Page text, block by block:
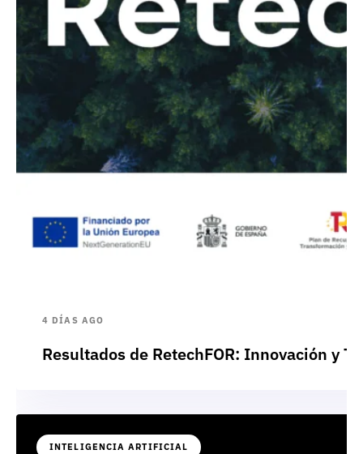
4 DÍAS AGO
Resultados de RetechFOR: Innovación y
INTELIGENCIA ARTIFICIAL